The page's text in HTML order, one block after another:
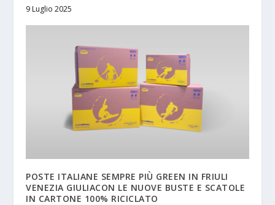
9 Luglio 2025
POSTE ITALIANE SEMPRE PIÙ GREEN IN FRIULI
VENEZIA GIULIACON LE NUOVE BUSTE E SCATOLE
IN CARTONE 100% RICICLATO